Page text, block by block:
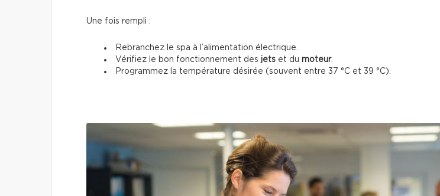
Une fois rempli :
Rebranchez le spa à l’alimentation électrique.
Vérifiez le bon fonctionnement des jets et du moteur.
Programmez la température désirée (souvent entre 37 °C et 39 °C).